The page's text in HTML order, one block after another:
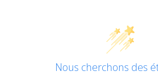
Nous cherchons des